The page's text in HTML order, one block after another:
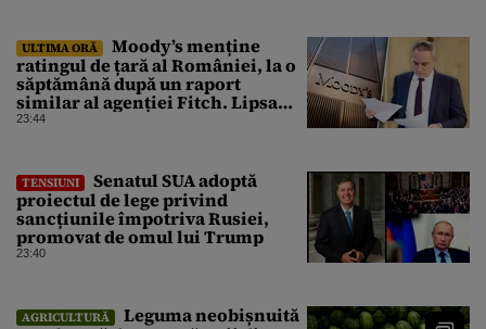
ULTIMA ORĂ
Moody’s menține
ratingul de țară al României, la o
săptămână după un raport
similar al agenției Fitch. Lipsa
unui guvern cu puteri depline,
23:44
TENSIUNI
Senatul SUA adoptă
proiectul de lege privind
sancțiunile împotriva Rusiei,
promovat de omul lui Trump
23:40
AGRICULTURĂ
Leguma neobișnuită